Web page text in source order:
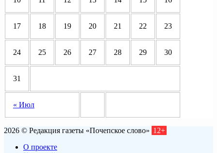
« Июл
17 18 19 20 21 22 23
24 25 26 27 28 29 30
31
2026 © Редакция газеты «Почепское слово» 12+
О проекте